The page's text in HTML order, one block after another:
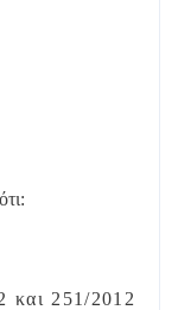
και 251/2012